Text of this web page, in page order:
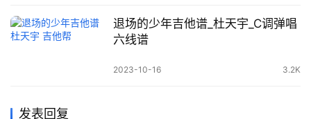
退场的少年吉他谱_杜天宇_C调弹唱
六线谱
2023-10-16 3.2K
发表回复